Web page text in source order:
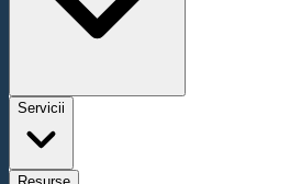
Servicii